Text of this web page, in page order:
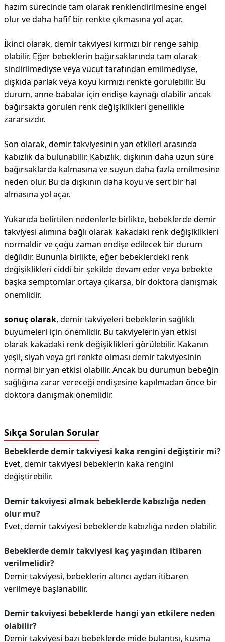
hazım sürecinde tam olarak renklendirilmesine engel
olur ve daha hafif bir renkte çıkmasına yol açar.
İkinci olarak, demir takviyesi kırmızı bir renge sahip
olabilir. Eğer bebeklerin bağırsaklarında tam olarak
sindirilmediyse veya vücut tarafından emilmediyse,
dışkıda parlak veya koyu kırmızı renkte görülebilir. Bu
durum, anne-babalar için endişe kaynağı olabilir ancak
bağırsakta görülen renk değişiklikleri genellikle
zararsızdır.
Son olarak, demir takviyesinin yan etkileri arasında
kabızlık da bulunabilir. Kabızlık, dışkının daha uzun süre
bağırsaklarda kalmasına ve suyun daha fazla emilmesine
neden olur. Bu da dışkının daha koyu ve sert bir hal
almasına yol açar.
Yukarıda belirtilen nedenlerle birlikte, bebeklerde demir
takviyesi alımına bağlı olarak kakadaki renk değişiklikleri
normaldir ve çoğu zaman endişe edilecek bir durum
değildir. Bununla birlikte, eğer bebeklerdeki renk
değişiklikleri ciddi bir şekilde devam eder veya bebekte
başka semptomlar ortaya çıkarsa, bir doktora danışmak
önemlidir.
sonuç olarak, demir takviyeleri bebeklerin sağlıklı
büyümeleri için önemlidir. Bu takviyelerin yan etkisi
olarak kakadaki renk değişiklikleri görülebilir. Kakanın
yeşil, siyah veya gri renkte olması demir takviyesinin
normal bir yan etkisi olabilir. Ancak bu durumun bebeğin
sağlığına zarar vereceği endişesine kapılmadan önce bir
doktora danışmak önemlidir.
Sıkça Sorulan Sorular
Bebeklerde demir takviyesi kaka rengini değiştirir mi?
Evet, demir takviyesi bebeklerin kaka rengini
değiştirebilir.
Demir takviyesi almak bebeklerde kabızlığa neden
olur mu?
Evet, demir takviyesi bebeklerde kabızlığa neden olabilir.
Bebeklerde demir takviyesi kaç yaşından itibaren
verilmelidir?
Demir takviyesi, bebeklerin altıncı aydan itibaren
verilmeye başlanabilir.
Demir takviyesi bebeklerde hangi yan etkilere neden
olabilir?
Demir takviyesi bazı bebeklerde mide bulantısı, kusma